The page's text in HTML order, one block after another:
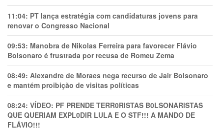
11:04: PT lança estratégia com candidaturas jovens para
renovar o Congresso Nacional
09:53: Manobra de Nikolas Ferreira para favorecer Flávio
Bolsonaro é frustrada por recusa de Romeu Zema
08:49: Alexandre de Moraes nega recurso de Jair Bolsonaro
e mantém proibição de visitas políticas
08:24: VÍDEO: PF PRENDE TERR0RlSTAS B0LSONARlSTAS
QUE QUERIAM EXPL0DlR LULA E O STF!!! A MANDO DE
FLÁVIO!!!